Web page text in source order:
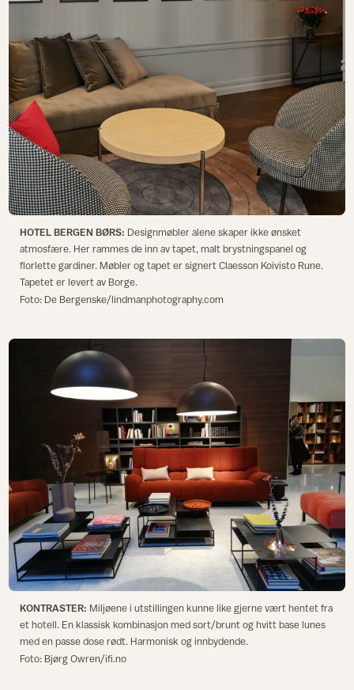
HOTEL BERGEN BØRS: Designmøbler alene skaper ikke ønsket
atmosfære. Her rammes de inn av tapet, malt brystningspanel og
florlette gardiner. Møbler og tapet er signert Claesson Koivisto Rune.
Tapetet er levert av Borge.
Foto: De Bergenske/lindmanphotography.com
KONTRASTER: Miljøene i utstillingen kunne like gjerne vært hentet fra
et hotell. En klassisk kombinasjon med sort/brunt og hvitt base lunes
med en passe dose rødt. Harmonisk og innbydende.
Foto: Bjørg Owren/ifi.no